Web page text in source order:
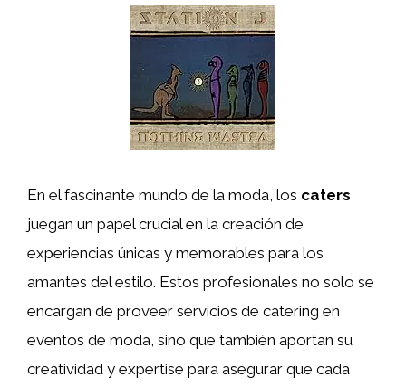
En el fascinante mundo de la moda, los caters
juegan un papel crucial en la creación de
experiencias únicas y memorables para los
amantes del estilo. Estos profesionales no solo se
encargan de proveer servicios de catering en
eventos de moda, sino que también aportan su
creatividad y expertise para asegurar que cada